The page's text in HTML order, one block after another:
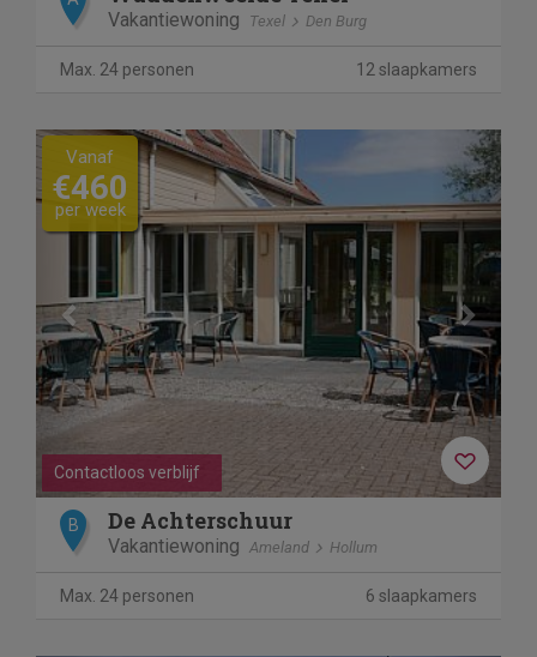
Vakantiewoning Texel Den Burg
Max. 24 personen 12 slaapkamers
Previous Next
Contactloos verblijf
Vanaf
€460
per week
B De Achterschuur
Vakantiewoning Ameland Hollum
Max. 24 personen 6 slaapkamers